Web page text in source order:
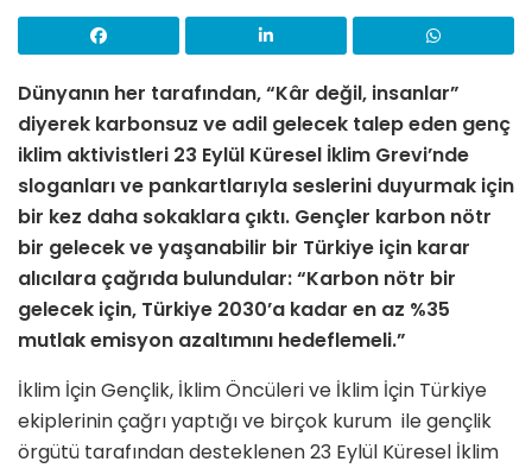
Dünyanın her tarafından, “Kâr değil, insanlar”
diyerek karbonsuz ve adil gelecek talep eden genç
iklim aktivistleri 23 Eylül Küresel İklim Grevi’nde
sloganları ve pankartlarıyla seslerini duyurmak için
bir kez daha sokaklara çıktı. Gençler karbon nötr
bir gelecek ve yaşanabilir bir Türkiye için karar
alıcılara çağrıda bulundular: “Karbon nötr bir
gelecek için, Türkiye 2030’a kadar en az %35
mutlak emisyon azaltımını hedeflemeli.”
İklim İçin Gençlik, İklim Öncüleri ve İklim İçin Türkiye
ekiplerinin çağrı yaptığı ve birçok kurum ile gençlik
örgütü tarafından desteklenen 23 Eylül Küresel İklim